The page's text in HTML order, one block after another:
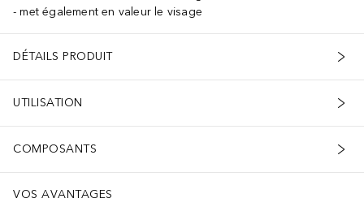
met également en valeur le visage
DÉTAILS PRODUIT
UTILISATION
COMPOSANTS
VOS AVANTAGES